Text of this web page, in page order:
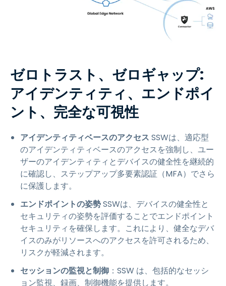
ゼロトラスト、ゼロギャップ:
アイデンティティ、エンドポイ
ント、完全な可視性
アイデンティティベースのアクセス SSWは、適応型
のアイデンティティベースのアクセスを強制し、ユー
ザーのアイデンティティとデバイスの健全性を継続的
に確認し、ステップアップ多要素認証（MFA）でさら
に保護します。
エンドポイントの姿勢SSWは、デバイスの健全性と
セキュリティの姿勢を評価することでエンドポイント
セキュリティを確保します。これにより、健全なデバ
イスのみがリソースへのアクセスを許可されるため、
リスクが軽減されます。
セッションの監視と制御 ：SSW は、包括的なセッシ
ョン監視、録画、制御機能を提供します。​